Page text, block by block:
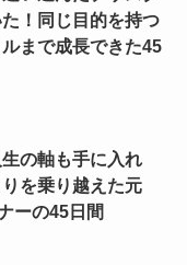
！同じ目的を持つ
まで成長できた45
の軸も手に入れ
を乗り越えた元
ーの45日間